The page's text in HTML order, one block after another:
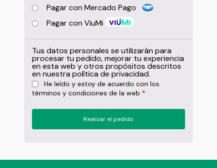
Pagar con Mercado Pago
Pagar con ViuMi
Tus datos personales se utilizarán para
procesar tu pedido, mejorar tu experiencia
en esta web y otros propósitos descritos
en nuestra política de privacidad.
He leído y estoy de acuerdo con los
términos y condiciones de la web *
Realizar el pedido